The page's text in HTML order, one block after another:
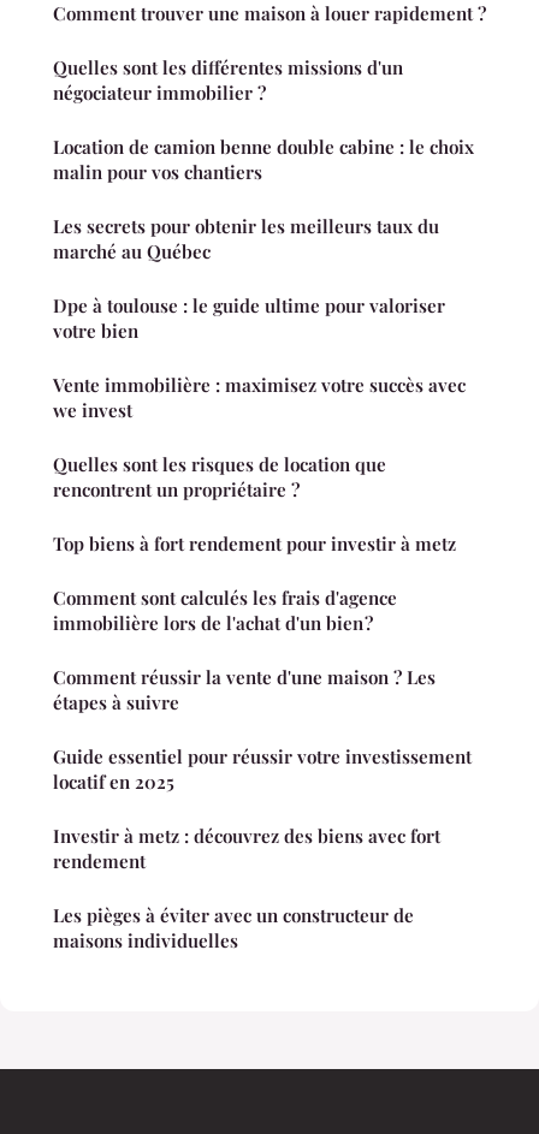
Comment trouver une maison à louer rapidement ?
Quelles sont les différentes missions d'un
négociateur immobilier ?
Location de camion benne double cabine : le choix
malin pour vos chantiers
Les secrets pour obtenir les meilleurs taux du
marché au Québec
Dpe à toulouse : le guide ultime pour valoriser
votre bien
Vente immobilière : maximisez votre succès avec
we invest
Quelles sont les risques de location que
rencontrent un propriétaire ?
Top biens à fort rendement pour investir à metz
Comment sont calculés les frais d'agence
immobilière lors de l'achat d'un bien ?
Comment réussir la vente d'une maison ? Les
étapes à suivre
Guide essentiel pour réussir votre investissement
locatif en 2025
Investir à metz : découvrez des biens avec fort
rendement
Les pièges à éviter avec un constructeur de
maisons individuelles